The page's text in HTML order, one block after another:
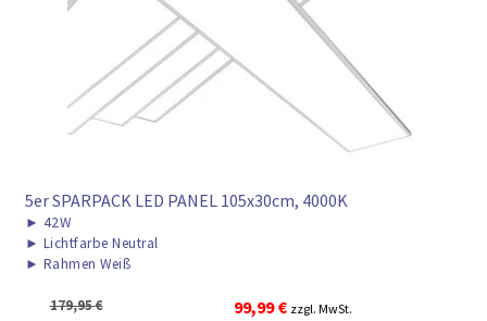
► ZAHLARTEN
► VERSANDARTEN
5er SPARPACK LED PANEL 105x30cm, 4000K
► 42W
► Lichtfarbe Neutral
► Rahmen Weiß
179,95€
Ursprünglicher
99,99€Aktueller
zzgl. MwSt.